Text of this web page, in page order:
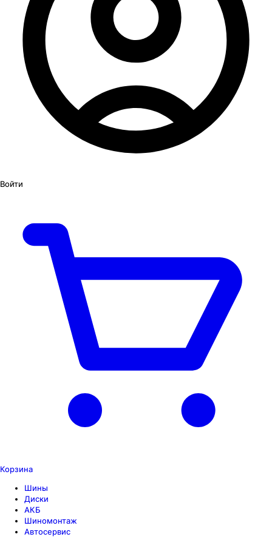
Войти
Корзина
Шины
Диски
АКБ
Шиномонтаж
Автосервис